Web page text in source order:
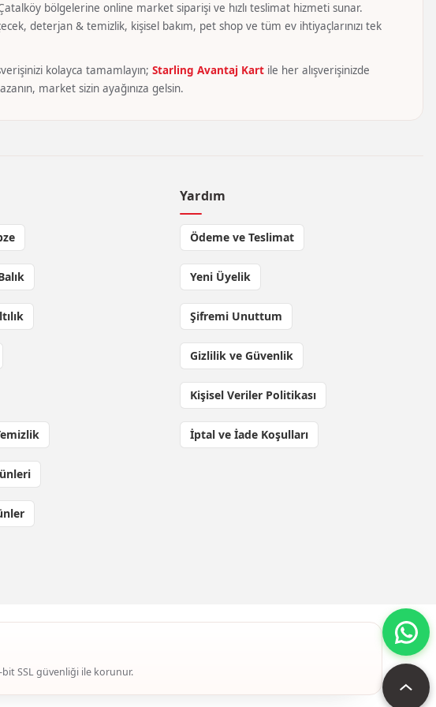
bölgelerine online market siparişi ve hızlı teslimat hizmeti sunar.
deterjan & temizlik, kişisel bakım, pet shop ve tüm ev ihtiyaçlarınızı tek
kolayca tamamlayın; Starling Avantaj Kart ile her alışverişinizde
market sizin ayağınıza gelsin.
Yardım
Ödeme ve Teslimat
Yeni Üyelik
Şifremi Unuttum
Gizlilik ve Güvenlik
Kişisel Veriler Politikası
İptal ve İade Koşulları
SSL güvenliği ile korunur.